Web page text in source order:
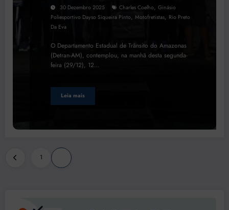
30 Dezembro 2025 Charles Coelho, Ginásio
Poliesportivo Dayso Siqueira Pinto, Motofretistas, Rio Preto
Da Eva
O Departamento Estadual de Trânsito do Amazonas
(Detran-AM), contemplou, na manhã desta segunda-
feira (29/12), 12…
Leia mais
Paginação
1